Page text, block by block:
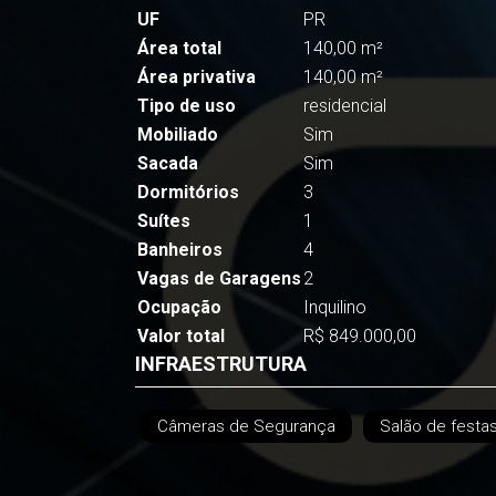
UF
PR
Área total
140,00 m²
Área privativa
140,00 m²
Tipo de uso
residencial
Mobiliado
Sim
Sacada
Sim
Dormitórios
3
Suítes
1
Banheiros
4
Vagas de Garagens 2
Ocupação
Inquilino
Valor total
R$ 849.000,00
INFRAESTRUTURA
Câmeras de Segurança Salão de